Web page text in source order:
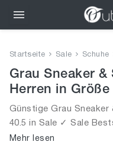
Bekleidung
Schuhe
Startseite Sale Schuhe
Grau Sneaker
Herren in Größe
Günstige Grau Sneaker
40.5 in Sale ✓ Sale
Sneaker & Sportschuhe
Mehr lesen